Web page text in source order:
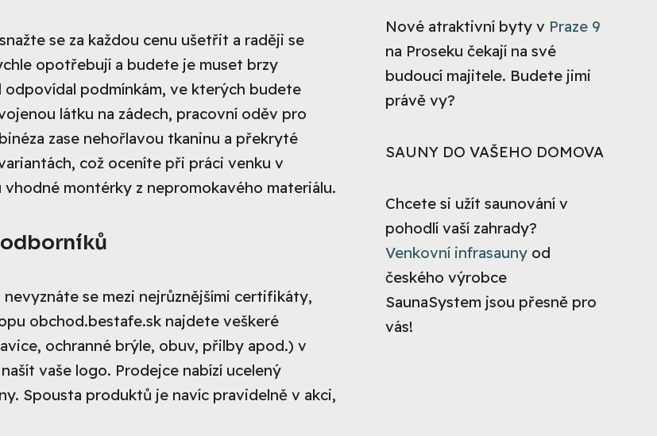
se za každou cenu ušetřit a raději se
opotřebují a budete je muset brzy
podmínkám, ve kterých budete
látku na zádech, pracovní oděv pro
zase nehořlavou tkaninu a překryté
což oceníte při práci venku v
montérky z nepromokavého materiálu.
se mezi nejrůznějšími certifikáty,
obchod.bestafe.sk najdete veškeré
ochranné brýle, obuv, přilby apod.) v
vaše logo. Prodejce nabízí ucelený
Spousta produktů je navíc pravidelně v akci,
Nové atraktivní byty v Praze 9
na Proseku čekají na své
budoucí majitele. Budete jimi
právě vy?
SAUNY DO VAŠEHO DOMOVA
Chcete si užít saunování v
pohodlí vaší zahrady?
Venkovní infrasauny od
českého výrobce
SaunaSystem jsou přesně pro
vás!